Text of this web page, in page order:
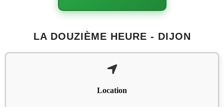
LA DOUZIÈME HEURE - DIJON
Location